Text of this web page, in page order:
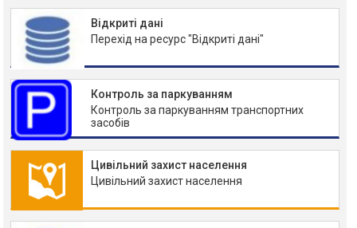
Відкриті дані
Перехід на ресурс "Відкриті дані"
Контроль за паркуванням
Контроль за паркуванням транспортних
засобів
Цивільний захист населення
Цивільний захист населення